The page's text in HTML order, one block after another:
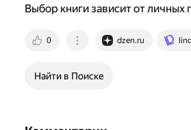
Выбор книги зависит от личных
0 dzen.ru
Найти в Поиске